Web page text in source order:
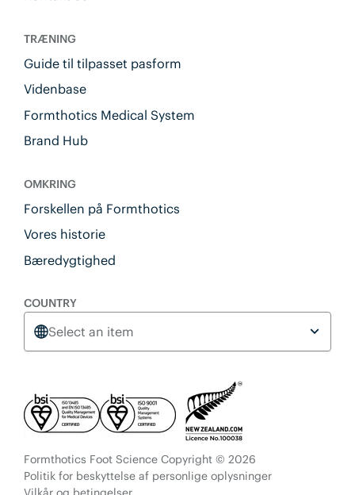
TRÆNING
Guide til tilpasset pasform
Videnbase
Formthotics Medical System
Brand Hub
OMKRING
Forskellen på Formthotics
Vores historie
Bæredygtighed
COUNTRY
Select an item
Formthotics Foot Science Copyright © 2026
Politik for beskyttelse af personlige oplysninger